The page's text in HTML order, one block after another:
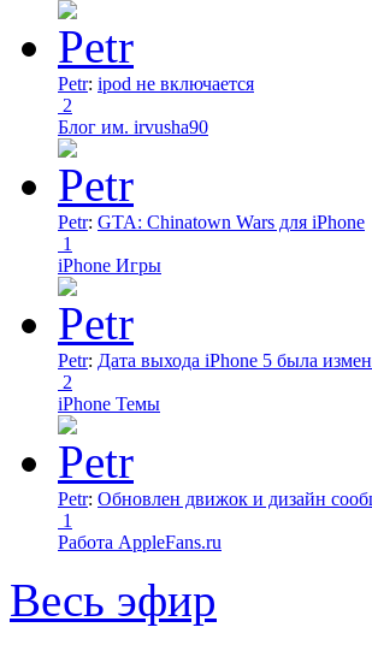
Petr: ipod не включается
2
Блог им. irvusha90
Petr: GTA: Chinatown Wars для iPhone
1
iPhone Игры
Petr: Дата выхода iPhone 5 была
2
iPhone Темы
Petr: Обновлен движок и дизайн
1
Работа AppleFans.ru
Весь эфир